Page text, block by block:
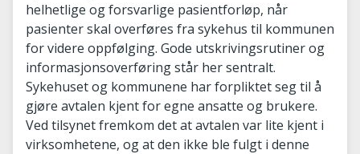
helhetlige og forsvarlige pasientforløp, når
pasienter skal overføres fra sykehus til kommunen
for videre oppfølging. Gode utskrivingsrutiner og
informasjonsoverføring står her sentralt.
Sykehuset og kommunene har forpliktet seg til å
gjøre avtalen kjent for egne ansatte og brukere.
Ved tilsynet fremkom det at avtalen var lite kjent i
virksomhetene, og at den ikke ble fulgt i denne